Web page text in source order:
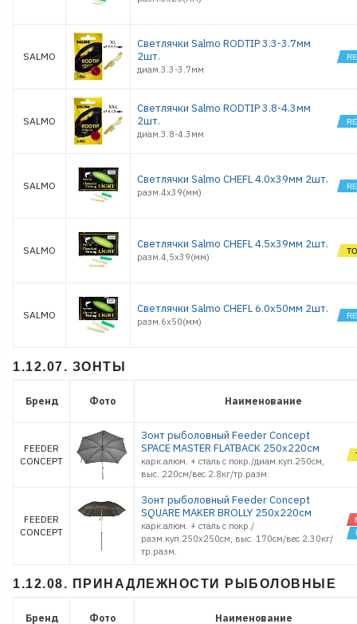
SALMO
Светлячки Salmo RODTIP 3.3-3.7мм
2шт.
диам.3.3-3.7мм
SALMO
Светлячки Salmo RODTIP 3.8-4.3мм
2шт.
диам.3.8-4.3мм
SALMO Светлячки Salmo CHEFL 4.0х39мм 2шт.
разм.4х39(мм)
SALMO Светлячки Salmo CHEFL 4.5х39мм 2шт.
разм.4,5х39(мм)
SALMO Светлячки Salmo CHEFL 6.0х50мм 2шт.
разм.6х50(мм)
1.12.07. ЗОНТЫ
Бренд Фото Наименование
FEEDER
CONCEPT
Зонт рыболовный Feeder Concept
SPACE MASTER FLATBACK 250х220см
карк.алюм. + сталь с покр./диам.куп.250см,
выс. 220см/вес 2.8кг/тр.разм.
FEEDER
CONCEPT
Зонт рыболовный Feeder Concept
SQUARE MAKER BROLLY 250х220см
карк.алюм. + сталь с покр./
разм.куп.250х250см, выс. 170см/вес 2.30кг/
тр.разм.
1.12.08. ПРИНАДЛЕЖНОСТИ РЫБОЛОВНЫЕ
Бренд Фото Наименование